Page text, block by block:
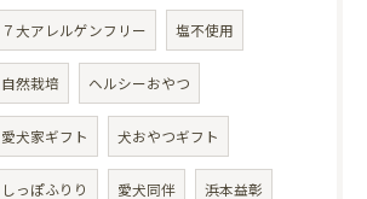
７大アレルゲンフリー 塩不使用
自然栽培 ヘルシーおやつ
愛犬家ギフト 犬おやつギフト
しっぽふりり 愛犬同伴 浜本益彰